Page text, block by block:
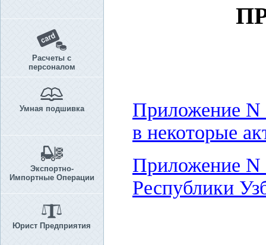
Расчеты с
персоналом
Умная подшивка
Экспортно-
Импортные Операции
Юрист Предприятия
Приложение N
в некоторые
Приложение N
Республики